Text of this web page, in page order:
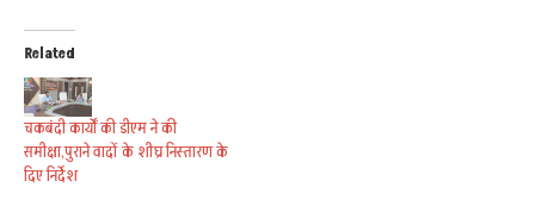
Related
चकबंदी कार्यों की डीएम ने की
समीक्षा,पुराने वादों के शीघ्र निस्तारण के
दिए निर्देश